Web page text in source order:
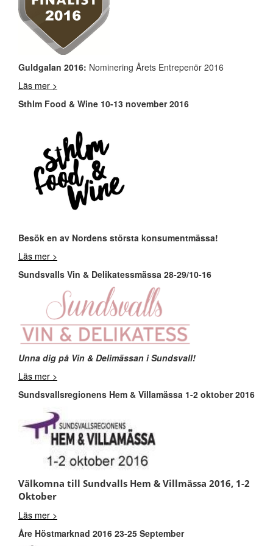
Guldgalan 2016: Nominering Årets Entrepenör 2016
Läs mer >
Sthlm Food & Wine 10-13 november 2016
Besök en av Nordens största konsumentmässa!
Läs mer >
Sundsvalls Vin & Delikatessmässa 28-29/10-16
Unna dig på Vin & Delimässan i Sundsvall!
Läs mer >
Sundsvallsregionens Hem & Villamässa 1-2 oktober 2016
Välkomna till Sundvalls Hem & Villmässa 2016, 1-2
Oktober
Läs mer >
Åre Höstmarknad 2016 23-25 September